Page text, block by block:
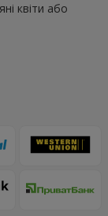
квіти або